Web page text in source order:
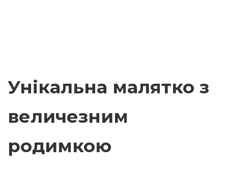
Унікальна малятко з
величезним
родимкою